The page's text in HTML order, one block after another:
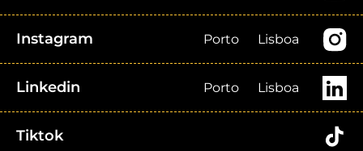
Instagram Porto Lisboa
Linkedin Porto Lisboa
Tiktok